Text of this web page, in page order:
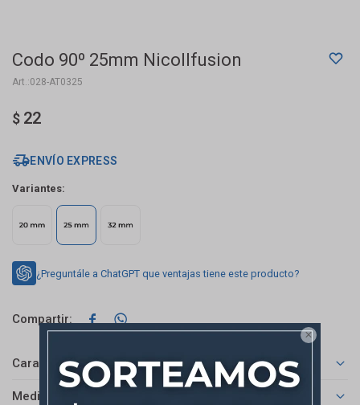

Codo 90º 25mm Nicollfusion
028-AT0325
$ 22
ENVÍO EXPRESS
Variantes:
¿Preguntále a ChatGPT que ventajas tiene este producto?
 
Características
Medios de pago